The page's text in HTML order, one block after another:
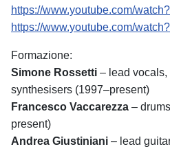
https://www.youtube.com/
https://www.youtube.com/
Formazione:
Simone Rossetti – lead vocals,
synthesisers (1997–present)
Francesco Vaccarezza –
present)
Andrea Giustiniani – lead